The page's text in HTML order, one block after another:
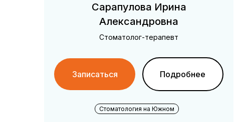
Сарапулова Ирина
Александровна
Стоматолог-терапевт
Записаться Подробнее
Стоматология на Южном